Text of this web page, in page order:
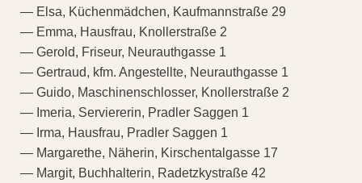
— Elsa, Küchenmädchen, Kaufmannstraße 29
— Emma, Hausfrau, Knollerstraße 2
— Gerold, Friseur, Neurauthgasse 1
— Gertraud, kfm. Angestellte, Neurauthgasse 1
— Guido, Maschinenschlosser, Knollerstraße 2
— Imeria, Serviererin, Pradler Saggen 1
— Irma, Hausfrau, Pradler Saggen 1
— Margarethe, Näherin, Kirschentalgasse 17
— Margit, Buchhalterin, Radetzkystraße 42